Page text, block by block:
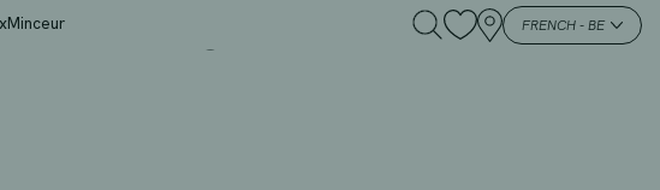
Minceur FRENCH - BE
– 716504 –